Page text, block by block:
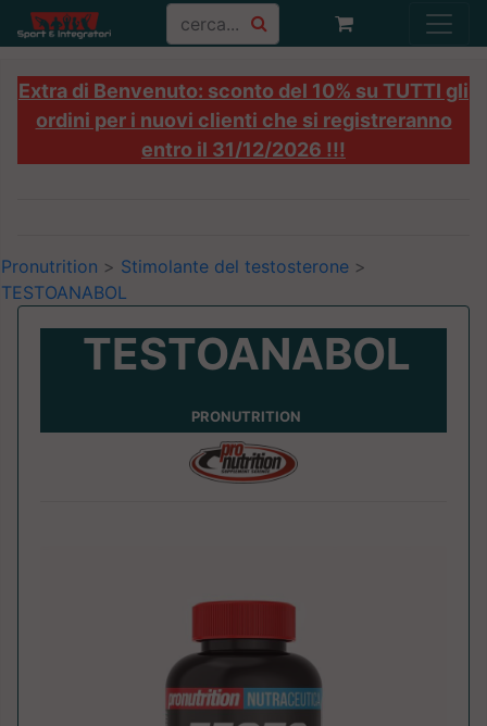
Extra di Benvenuto: sconto del 10% su TUTTI gli
ordini per i nuovi clienti che si registreranno
entro il 31/12/2026 !!!
Pronutrition > Stimolante del testosterone >
TESTOANABOL
TESTOANABOL
PRONUTRITION